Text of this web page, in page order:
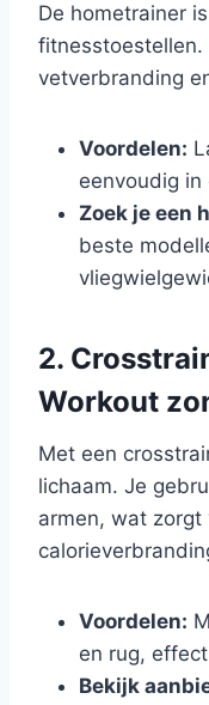
De hometrainer
vetverbranding
Voordelen:
eenvoudig in
Zoek je een
beste
2.
Workout
Met een
lichaam. Je
armen, wat zorgt
Voordelen:
en rug,
Bekijk